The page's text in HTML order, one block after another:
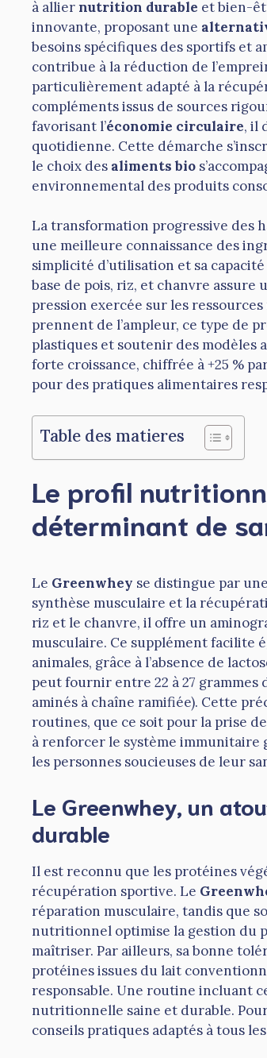
à alliernutrition durable et bien-
innovante, proposant une
besoins spécifiques des sportifs et
contribue à la réduction de
particulièrement adapté à la
compléments issus de sources
favorisant l’économie circulaire, il
quotidienne. Cette démarche
le choix des aliments bio
environnemental des produits
La transformation progressive des
une meilleure connaissance des
simplicité d’utilisation et sa
base de pois, riz, et chanvre
pression exercée sur les
prennent de l’ampleur, ce type de
plastiques et soutenir des modèles
forte croissance, chiffrée à +25 %
pour des pratiques alimentaires
Table des matieres
Le profil
déterminant de
Le Greenwhey se distingue par
synthèse musculaire et la
riz et le chanvre, il offre un
musculaire. Ce supplément facilite
animales, grâce à l’absence de
peut fournir entre 22 à 27 grammes
aminés à chaîne ramifiée). Cette
routines, que ce soit pour la prise
à renforcer le système
les personnes soucieuses de leur
Le Greenwhey, un
durable
Il est reconnu que les protéines
récupération sportive. Le
réparation musculaire, tandis que
nutritionnel optimise la gestion du
maîtriser. Par ailleurs, sa bonne
protéines issues du lait
responsable. Une routine incluant
nutritionnelle saine et durable.
conseils pratiques adaptés à tous